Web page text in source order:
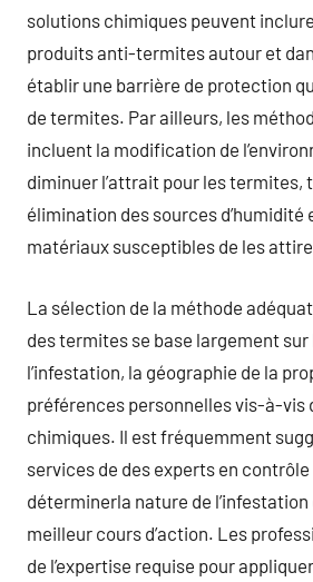
solutions chimiques peuvent
produits anti-termites autour et
établir une barrière de protection
de termites. Par ailleurs, les
incluent la modification de
diminuer l’attrait pour les termites,
élimination des sources d’humidité
matériaux susceptibles de les
La sélection de la méthode
des termites se base largement sur
l’infestation, la géographie de la
préférences personnelles vis-à-vis
chimiques. Il est fréquemment
services de des experts en
déterminerla nature de
meilleur cours d’action. Les
de l’expertise requise pour